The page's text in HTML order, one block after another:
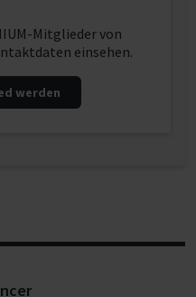
Mitglieder von
einsehen.
werden